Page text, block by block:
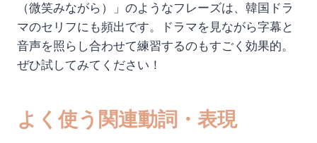
（微笑みながら）」のようなフレーズは、韓国ドラ
マのセリフにも頻出です。ドラマを見ながら字幕と
音声を照らし合わせて練習するのもすごく効果的。
ぜひ試してみてください！
よく使う関連動詞・表現